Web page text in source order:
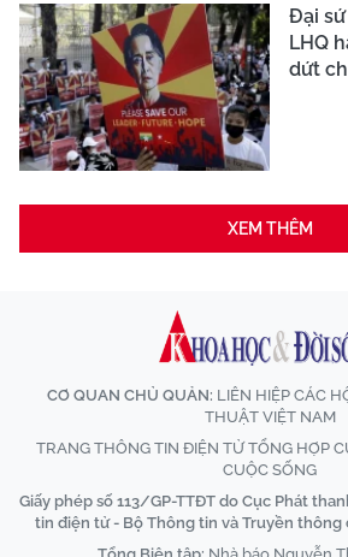
Đại
LHQ
dứt
XEM THÊM
CƠ QUAN CHỦ QUẢN: LIÊN HIỆP CÁC
THUẬT VIỆT NAM
TRANG THÔNG TIN ĐIỆN TỬ TỔNG HỢP
CUỘC SỐNG
Giấy phép số 113/GP-TTĐT do Cục Phát
tin điện tử - Bộ Thông tin và Truyền